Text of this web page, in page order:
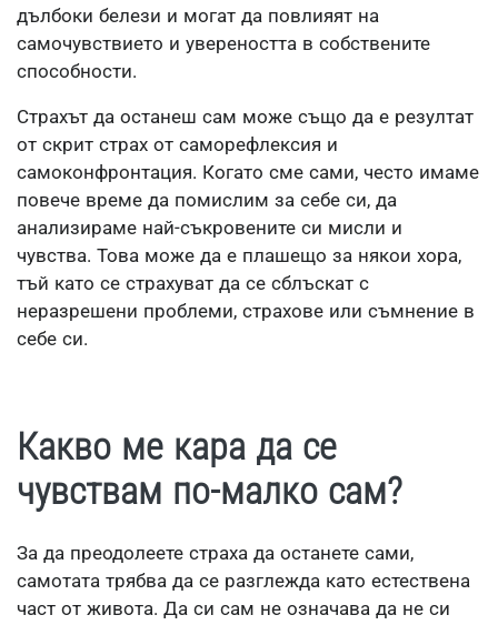
дълбоки белези и могат да повлияят на
самочувствието и увереността в собствените
способности.
Страхът да останеш сам може също да е резултат
от скрит страх от саморефлексия и
самоконфронтация. Когато сме сами, често имаме
повече време да помислим за себе си, да
анализираме най-съкровените си мисли и
чувства. Това може да е плашещо за някои хора,
тъй като се страхуват да се сблъскат с
неразрешени проблеми, страхове или съмнение в
себе си.
Какво ме кара да се
чувствам по-малко сам?
За да преодолеете страха да останете сами,
самотата трябва да се разглежда като естествена
част от живота. Да си сам не означава да не си